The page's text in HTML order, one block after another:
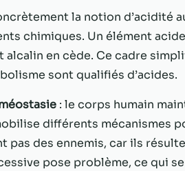
la notion d’acidité
chimiques. Un élément
alcalin en cède. Ce cadre
sont qualifiés d’acides.
: le corps humain
différents mécanismes
pas des ennemis, car ils
pose problème, ce qui